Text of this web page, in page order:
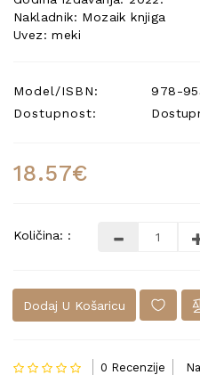
Nakladnik: Mozaik knjiga
Uvez: meki
Model/ISBN:
978-
Dostupnost:
18.57€
Količina: :
Dodaj U Košaricu
0 Recenzije